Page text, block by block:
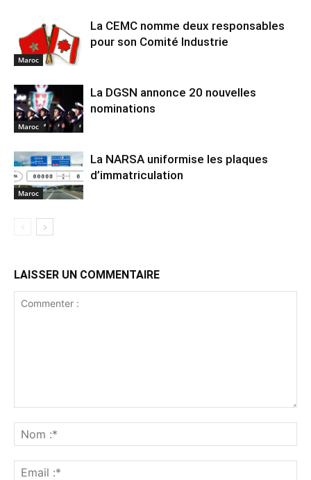
Maroc
La CEMC nomme deux responsables
pour son Comité Industrie
Maroc
La DGSN annonce 20 nouvelles
nominations
Maroc
La NARSA uniformise les plaques
d’immatriculation
LAISSER UN COMMENTAIRE